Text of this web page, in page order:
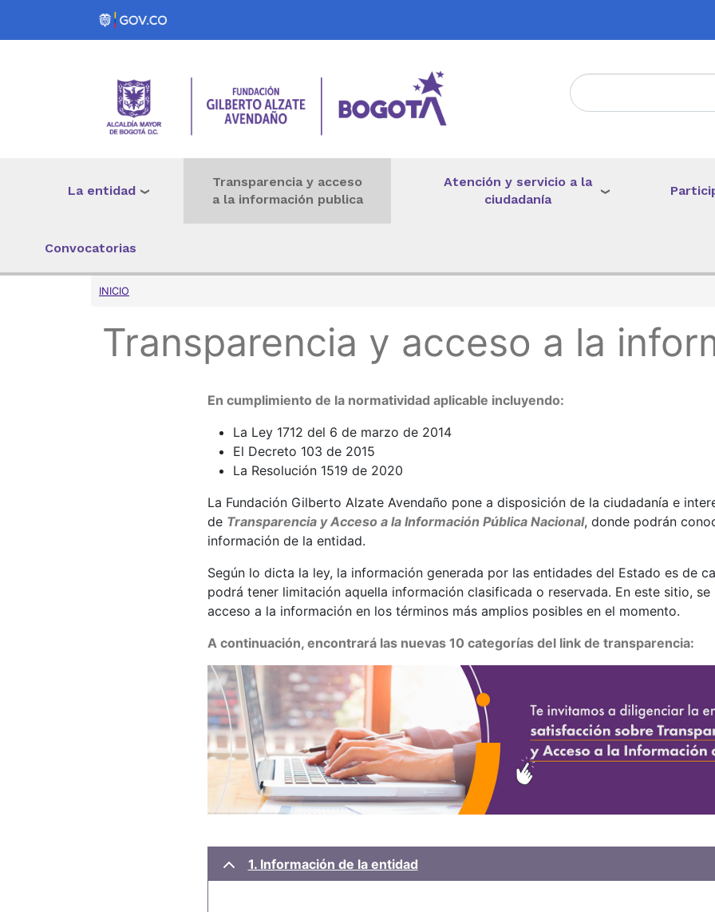
Pasar al contenido principal
La entidad
Transparencia y acceso
a la información publica
Atención y servicio a la
ciudadanía
Convocatorias
Sobrescribir enlaces de ayuda a la navegación
INICIO
Transparencia y acceso a la
En cumplimiento de la normatividad aplicable incluyendo:
La Ley 1712 del 6 de marzo de 2014
El Decreto 103 de 2015
La Resolución 1519 de 2020
La Fundación Gilberto Alzate Avendaño pone a disposición de la ciudadanía e
de Transparencia y Acceso a la Información Pública Nacional, donde podrán
información de la entidad.
Según lo dicta la ley, la información generada por las entidades del Estado es de
podrá tener limitación aquella información clasificada o reservada. En este sitio,
acceso a la información en los términos más amplios posibles en el momento.
A continuación, encontrará las nuevas 10 categorías del link de transparencia:
1. Información de la entidad